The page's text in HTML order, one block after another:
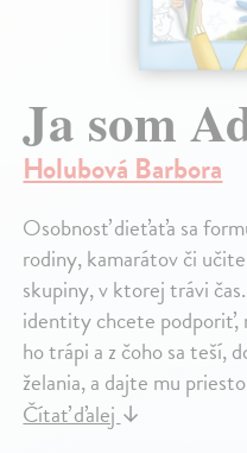
Ja som
Holubová Barbora
Osobnosť dieťaťa sa
rodiny, kamarátov či
skupiny, v ktorej trávi
identity chcete podporiť,
ho trápi a z čoho sa teší,
želania, a dajte mu
Čítať ďalej↓